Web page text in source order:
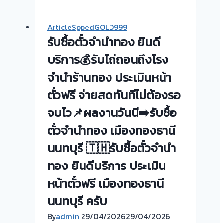
ทอง
💰
รับ
ไถ่ถอน
ถึง
โรง
ร้าน
ทอง
ประเมิน
ตั๋ว
ฟรี
จ่าย
เงิน
ทันที
ไม่
ArticleSppedGOLD999
รับซื้อตั๋วจำนำทอง ยินดี
บริการ💰รับไถ่ถอนถึงโรง
จำนำร้านทอง ประเมินหน้า
ตั๋วฟรี จ่ายสดทันทีไม่ต้องรอ
จบไว📌ผลงานวันนี➡️รับซื้อ
ตั๋วจำนำทอง เมืองทองธานี
นนทบุรี 🇹🇭รับซื้อตั๋วจำนำ
ทอง ยินดีบริการ ประเมิน
หน้าตั๋วฟรี เมืองทองธานี
นนทบุรี ครับ
Byadmin 29/04/202629/04/2026